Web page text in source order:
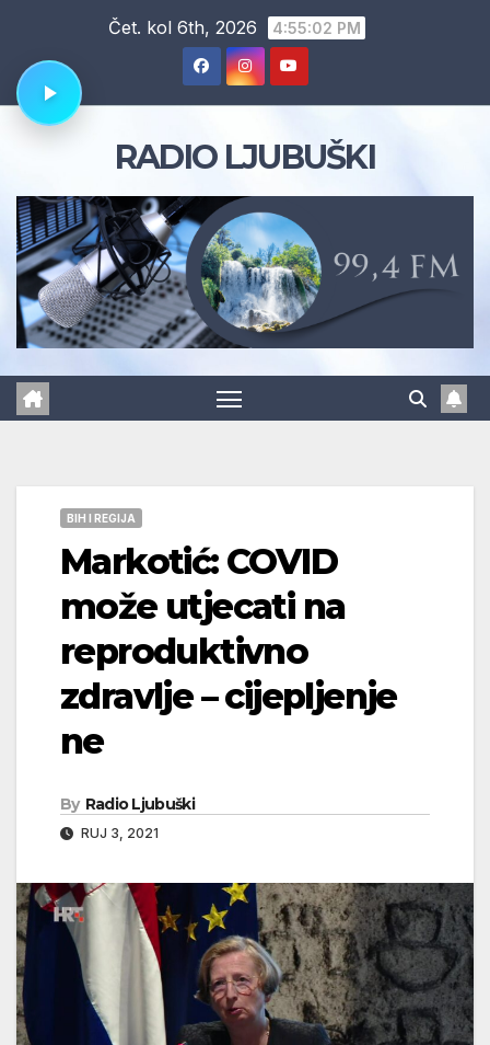
content
Čet. kol 6th, 2026 4:55:03 PM
RADIO LJUBUŠKI
BIH I REGIJA
Markotić: COVID
može utjecati na
reproduktivno
zdravlje – cijepljenje
ne
By Radio Ljubuški
RUJ 3, 2021